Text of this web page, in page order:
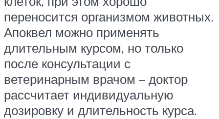
переносится организмом животных.
Апоквел можно применять
длительным курсом, но только
после консультации с
ветеринарным врачом – доктор
рассчитает индивидуальную
дозировку и длительность курса.